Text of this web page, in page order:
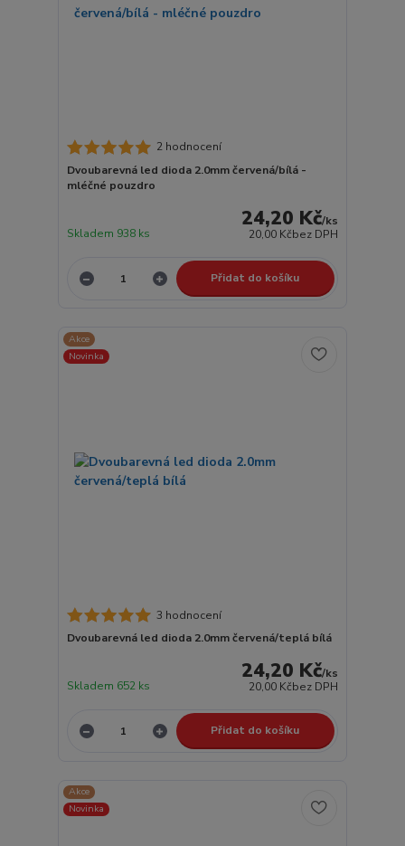
2 hodnocení
Dvoubarevná led dioda 2.0mm červená/bílá -
mléčné pouzdro
24,20 Kč/ks
20,00 Kčbez DPH
Skladem 938 ks
Přidat do košíku
Akce
Novinka
3 hodnocení
Dvoubarevná led dioda 2.0mm červená/teplá bílá
24,20 Kč/ks
20,00 Kčbez DPH
Skladem 652 ks
Přidat do košíku
Akce
Novinka